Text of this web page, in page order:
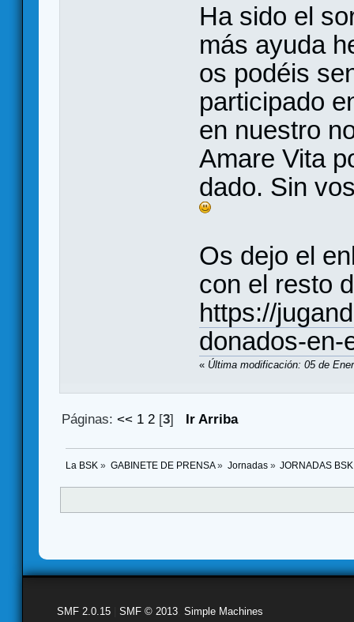
Ha sido el
más ayuda
os podéis
participado
en nuestro
Amare Vita
dado. Sin
Os dejo el
con el resto
https://
donados-en-
« Última modificación: 05 de
Páginas:<< 1 2 [3] Ir Arriba
La BSK » GABINETE DE PRENSA» Jornadas» JORNADAS BSK
SMF 2.0.15 SMF © 2013 Simple Machines